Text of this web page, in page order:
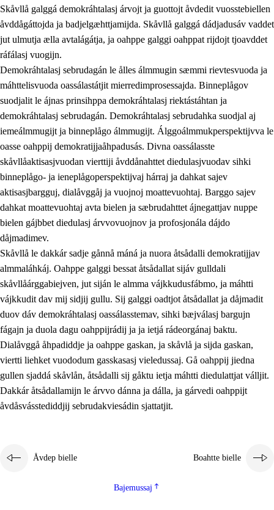
1.1 Almasjárvvo
1.2 Identitiehtta ja kultuvralasj moattevuohta
1.3 Lájttális ájádallam ja estetihkalasj diedulasjvuohta
1.4 Dahkamávvo, berustibme ja diehtemvájnogisvuohta
1.5 Vieledus luonnduj ja birásdiedulasjvuohta
Demokratijja ja oassálasstem
Skåvllå galggá demokráhtalasj árvojt ja guottojt åvdedit vuosstebiellen
åvddågáttojda ja badjelgæhttjamijda. Skåvllå galggá dádjadusáv vaddet
jut ulmutja ælla avtalágátja, ja oahppe galggi oahppat rijdojt tjoavddet
ráfálasj vuogijn.
Demokráhtalasj sebrudagán le ålles álmmugin sæmmi rievtesvuoda ja
máhttelisvuoda oassálastátjit mierredimprosessajda. Binneplågov
suodjalit le ájnas prinsihppa demokráhtalasj riektástáhtan ja
demokráhtalasj sebrudagán. Demokráhtalasj sebrudahka suodjal aj
iemeálmmugijt ja binneplågo álmmugijt. Álggoálmmukperspektijvva le
oasse oahppij demokratijjaåhpadusás. Divna oassálasste
skåvllåaktisasjvuodan vierttiji åvddånahttet diedulasjvuodav sihki
binneplågo- ja ieneplågoperspektijvaj hárraj ja dahkat sajev
aktisasjbargguj, dialåvggåj ja vuojnoj moattevuohtaj. Barggo sajev
dahkat moattevuohtaj avta bielen ja sæbrudahttet ájnegattjav nuppe
bielen gájbbet diedulasj árvvovuojnov ja profosjonála dájdo
dåjmadimev.
Skåvllå le dakkár sadje gånnå máná ja nuora åtsådalli demokratijjav
almmaláhkáj. Oahppe galggi bessat åtsådallat sijáv gulldali
skåvllåárggabiejven, jut siján le almma vájkkudusfábmo, ja máhtti
vájkkudit dav mij sidjij gullu. Sij galggi oadtjot åtsådallat ja dåjmadit
duov dáv demokráhtalasj oassálasstemav, sihki bæjválasj bargujn
fágajn ja duola dagu oahppijrádij ja ja ietjá rádeorgánaj baktu.
Dialåvggå åhpadiddje ja oahppe gaskan, ja skåvlå ja sijda gaskan,
viertti liehket vuododum gasskasasj vieledussaj. Gå oahppij jiedna
gullen sjaddá skåvlån, åtsådalli sij gåktu ietja máhtti diedulattjat válljit.
Dakkár åtsådallamijn le árvvo dánna ja dálla, ja gárvedi oahppijt
åvdåsvásstediddjij sebrudakviesádin sjattatjit.
Åvdep bielle Boahtte bielle
Bajemussaj